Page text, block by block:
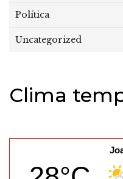
Política
Uncategorized
Clima